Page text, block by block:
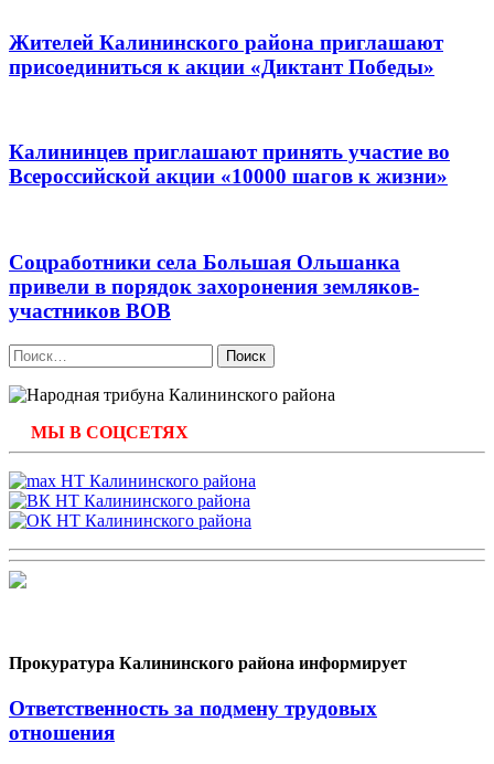
Жителей Калининского района приглашают
присоединиться к акции «Диктант Победы»
Калининцев приглашают принять участие во
Всероссийской акции «10000 шагов к жизни»
Соцработники села Большая Ольшанка
привели в порядок захоронения земляков-
участников ВОВ
Найти:
МЫ В СОЦСЕТЯХ
Прокуратура Калининского района информирует
Ответственность за подмену трудовых
отношения